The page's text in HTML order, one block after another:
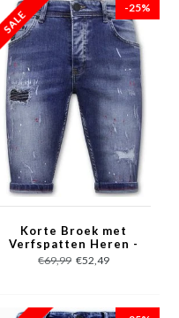
-25%
Korte Broek met
Verfspatten Heren -
1043 - Blauw
€69,99 €52,49